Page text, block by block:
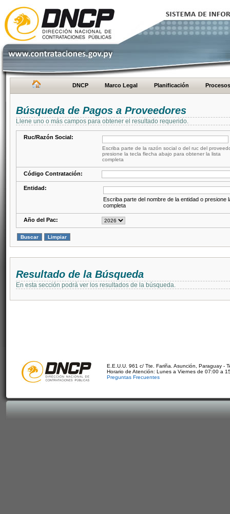
DNCP Marco Legal Planificación Procesos
Búsqueda de Pagos a Proveedores
Llene uno o más campos para obtener el resultado requerido.
Ruc/Razón Social:
Escriba parte de la razón social o del ruc del
presione la tecla flecha abajo para obtener la lista
completa
Código Contratación:
Entidad:
Escriba parte del nombre de la entidad o presione
completa
Año del Pac:
Resultado de la Búsqueda
En esta sección podrá ver los resultados de la búsqueda.
E.E.U.U. 961 c/ Tte. Fariña. Asunción, Paraguay -
Horario de Atención: Lunes a Viernes de 07:00 a
Preguntas Frecuentes